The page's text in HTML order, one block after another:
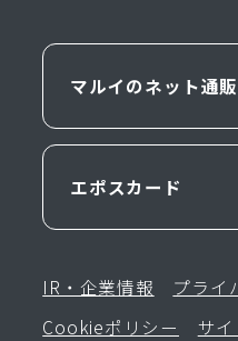
マルイのネット通販
エポスカード
IR・企業情報
プライ
Cookieポリシー
サ